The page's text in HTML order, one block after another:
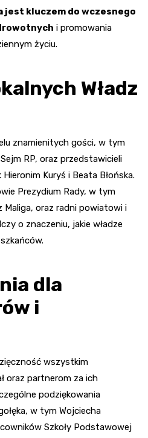
jest kluczem do wczesnego
i promowania
życiu.
Władz
znamienitych gości, w tym
RP, oraz przedstawicieli
Kuryś i Beata Błońska.
Prezydium Rady, w tym
Maliga, oraz radni powiatowi i
o znaczeniu, jakie władze
dla
i
wszystkim
oraz partnerom za ich
podziękowania
w tym Wojciecha
Szkoły Podstawowej